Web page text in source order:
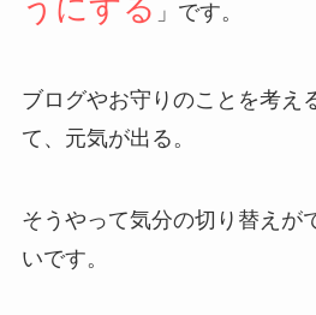
うにする 」です。
ブログやお守りのことを考え
て、元気が出る。
そうやって気分の切り替えが
いです。